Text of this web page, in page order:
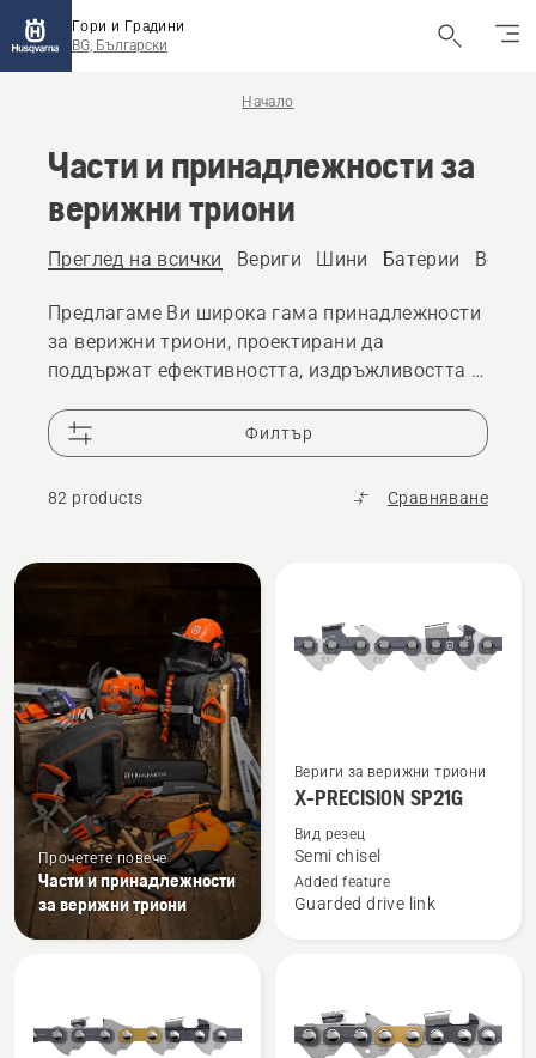
Гори и Градини
BG, Български
Начало
Части и принадлежности за
верижни триони
Преглед на всички Вериги Шини Батерии
Предлагаме Ви широка гама принадлежности
за верижни триони, проектирани да
поддържат ефективността, издръжливостта и
Филтър
82 products Сравняване
All
Прочетете повече
Части и принадлежности
за верижни триони
Вижте
повече
за
PRECISION
Вериги за верижни триони
X-PRECISION SP21G
Вид резец
Semi chisel
Added feature
Guarded drive link